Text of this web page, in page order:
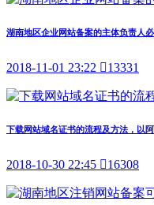
湖南地区企业网站备案的主体负责人
2018-11-01 23:22 13331
下载网站域名证书的流程及方法，以
2018-10-30 22:45 16308